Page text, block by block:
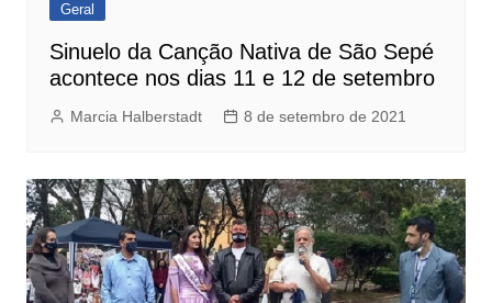
Geral
Sinuelo da Canção Nativa de São Sepé
acontece nos dias 11 e 12 de setembro
Marcia Halberstadt 8 de setembro de 2021